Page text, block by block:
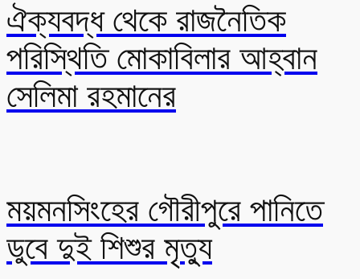
ঐক্যবদ্ধ থেকে রাজনৈতিক
পরিস্থিতি মোকাবিলার আহ্বান
সেলিমা রহমানের
ময়মনসিংহের গৌরীপুরে পানিতে
ডুবে দুই শিশুর মৃত্যু